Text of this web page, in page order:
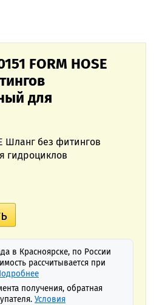
FORM HOSE
для
Шланг без фитингов
гидроциклов
в Красноярске, по России
рассчитывается при
получения, обратная
Условия